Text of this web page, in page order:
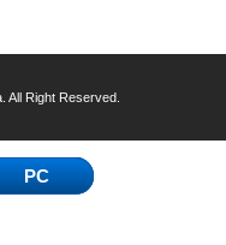
All Right Reserved.
PC